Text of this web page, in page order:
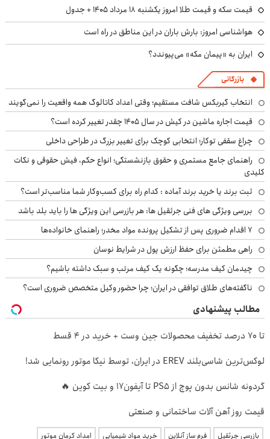
قیمت سکه و قیمت طلا امروز یکشنبه ۱۸ مرداد ۱۴۰۵ + جدول
هواشناسی امروز: بارش باران در این مناطق در راه است
ایران به «پیمان مکه» می‌پیوندد؟
بازرگانی
انتخاب گیربکس شافت مستقیم؛ وقتی اعداد کاتالوگ همه واقعیت را نمی‌گویند
قیمت اجاره ماشین در کیش در سال ۱۴۰۵ چقدر تغییر کرده است؟
چراغ سقفی توکار؛ انتخابی کوچک برای تغییر بزرگ در طراحی داخلی
راهنمای جامع مستمری و حقوق بازنشستگی؛ انواع حکم، فیش حقوقی و نکات
کلیدی
ثبت برند یا خرید برند آماده : کدام راه برای کسب‌وکار شما مناسب‌تر است؟
بررسی ویژگی های فنی جرثقیل ها: هر بازرسی این ویژگی ها را باید بلد باشد
۷ اقدام ضروری پس از تشکیل پرونده مواد مخدر؛ راهنمای خانواده‌ها
راهی مطمئن برای حفظ ارزش پول در شرایط نوسان
چیدمان کیف مدرسه؛ چگونه یک کیف مرتب و سبک داشته باشیم؟
ناگفته‌های طلاق توافقی در ایران؛ چرا حضور وکیل متخصص ضروری است؟
مطالب پیشنهادی
تا 70 درصد تخفیف محصولات جین وست + خرید در 4 قسط
لوکس‌ترین شاسی‌بلند EREV در ایران، توسط نیکا موتور رونمایی شد!
گردونه شانس بدون پوچ از PS5 تا آیفون17 و بیت کوین 🔥
قیمت روز آهن آلات ساختمانی و صنعتی
بازرسی جرثقیل فرم ساز آنلاین خرید مواد شیمیایی امداد کرمان موتور